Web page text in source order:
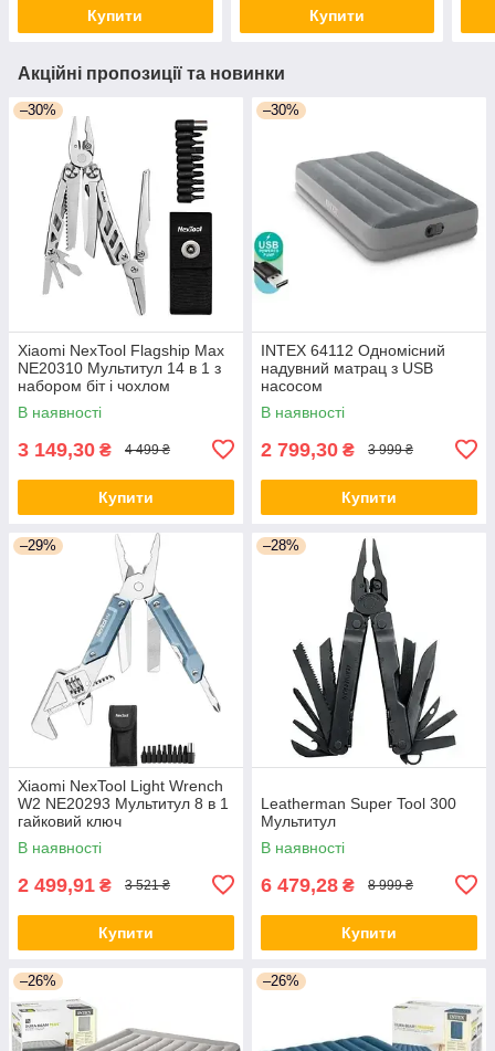
Купити Купити
Акційні пропозиції та новинки
–30%
Xiaomi NexTool Flagship Max
NE20310 Мультитул 14 в 1 з
набором біт і чохлом
В наявності
3 149,30 ₴ 4 499 ₴
Купити
–30%
INTEX 64112 Одномісний
надувний матрац з USB
насосом
В наявності
2 799,30 ₴ 3 999 ₴
Купити
–29%
Xiaomi NexTool Light Wrench
W2 NE20293 Мультитул 8 в 1
гайковий ключ
В наявності
2 499,91 ₴ 3 521 ₴
Купити
–28%
Leatherman Super Tool 300
Мультитул
В наявності
6 479,28 ₴ 8 999 ₴
Купити
–26% –26%